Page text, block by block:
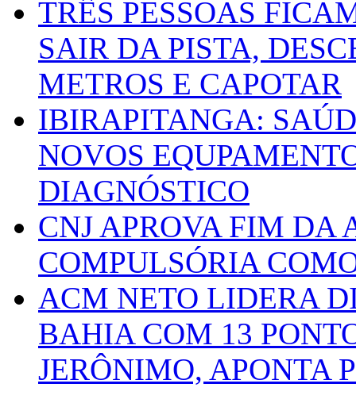
TRÊS PESSOAS
SAIR DA PISTA,
METROS E CAPOTAR
IBIRAPITANGA:
NOVOS
DIAGNÓSTICO
CNJ APROVA FIM DA
COMPULSÓRIA
ACM NETO LIDERA
BAHIA COM 13
JERÔNIMO, APONTA